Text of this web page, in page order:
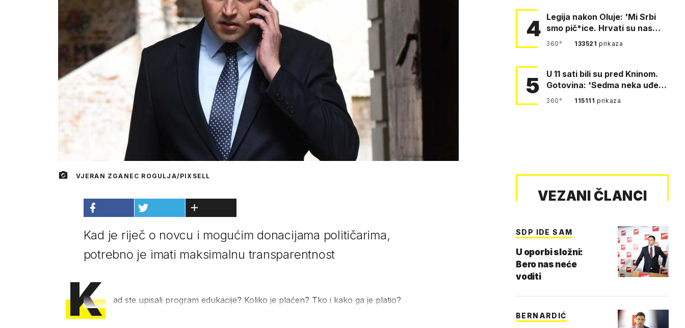
VJERAN ZGANEC ROGULJA/PIXSELL
Kad je riječ o novcu i mogućim donacijama političarima,
potrebno je imati maksimalnu transparentnost
K ad ste upisali program edukacije? Koliko je plaćen? Tko i kako ga je platio?
4 Legija nakon Oluje: 'Mi Srbi
smo pič*ice. Hrvati su nas
pomeli!'
360° 133521prikaza
5
U 11 sati bili su pred Kninom.
Gotovina: 'Sedma neka uđe,
4. gardijska neka g…
360° 115111prikaza
VEZANI ČLANCI
SDP IDE SAM
U oporbi složni:
Bero nas neće
voditi
BERNARDIĆ